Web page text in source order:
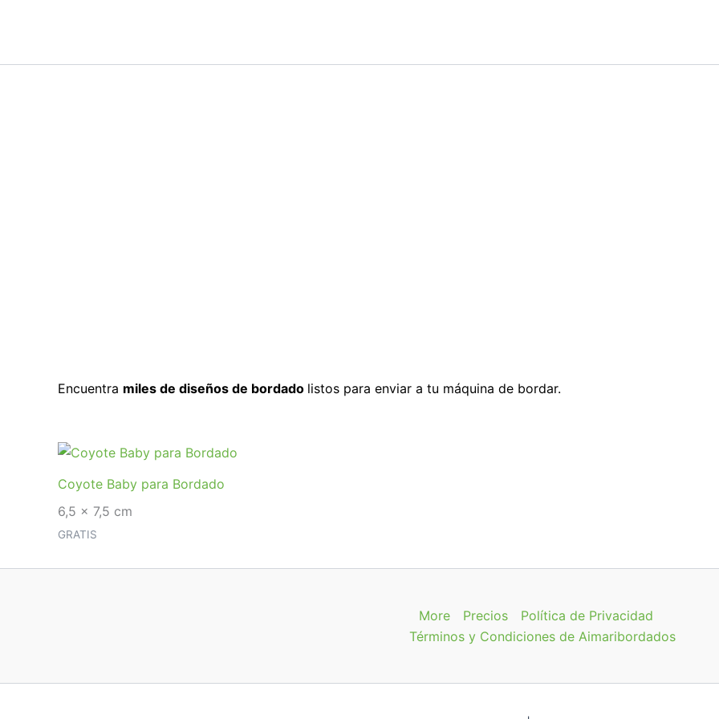
Encuentra miles de diseños de bordado listos para enviar a tu máquina de bordar.
Coyote Baby para Bordado
6,5 x 7,5 cm
GRATIS
More Precios
Política de Privacidad
Términos y Condiciones de Aimaribordados